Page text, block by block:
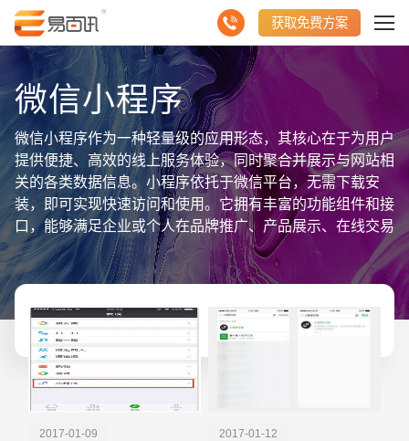
获取免费方案
微信小程序
微信小程序作为一种轻量级的应用形态，其核心在于为用户
提供便捷、高效的线上服务体验，同时聚合并展示与网站相
关的各类数据信息。小程序依托于微信平台，无需下载安
装，即可实现快速访问和使用。它拥有丰富的功能组件和接
口，能够满足企业或个人在品牌推广、产品展示、在线交易
等方面的多样化需求。通过微信小程序，用户可以轻松浏览
网站内容、参与互动活动，并享受个性化的服务体验。同
时，小程序还具备强大的数据分析能力，能够为运营者提供
精准的用户行为洞察，助力数据驱动的决策优化。总之，微
信小程序是一个集便捷性、功能性与数据分析能力于一体的
平台，旨在通过聚合并展示网站数据信息，为用户提供更加
丰富、高效的线上服务体验。
2017-01-09 2017-01-12